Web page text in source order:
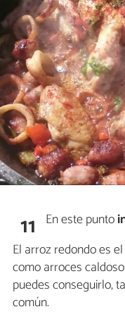
11 En este punto
El arroz redondo es
como arroces
puedes conseguirlo,
común.